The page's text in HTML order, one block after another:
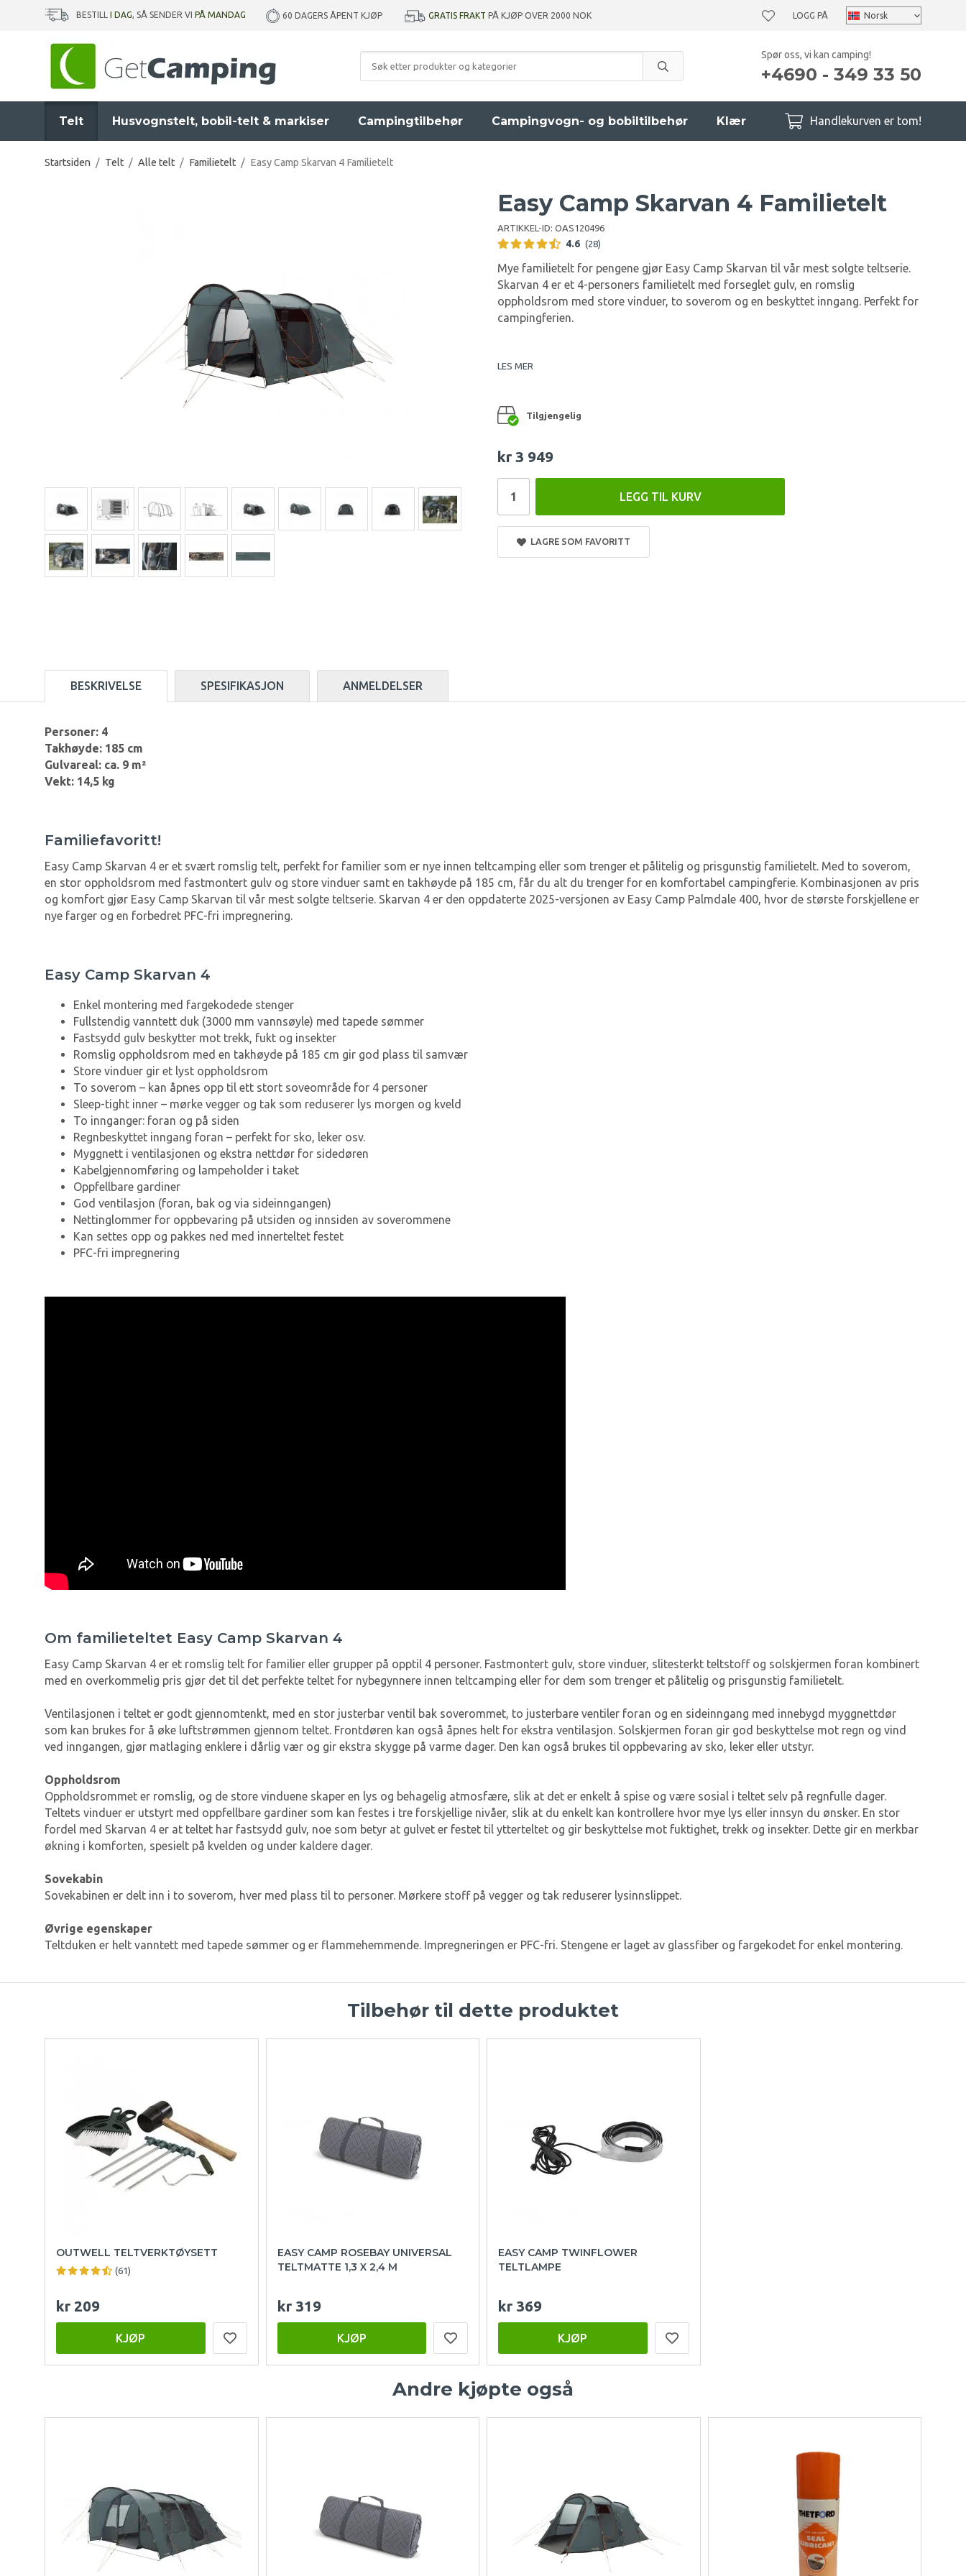
BESTILL I DAG, SÅ SENDER VI PÅ MANDAG 60 DAGERS ÅPENT KJØP GRATIS FRAKT PÅ KJØP OVER 2000 NOK LOGG PÅ
Spør oss, vi kan camping!
+4690 - 349 33 50
Telt Husvognstelt, bobil-telt & markiser Campingtilbehør Campingvogn- og bobiltilbehør Klær Handlekurven er tom!
Startsiden / Telt / Alle telt / Familietelt / Easy Camp Skarvan 4 Familietelt
Easy Camp Skarvan 4 Familietelt
ARTIKKEL-ID: OAS120496
4.6 (28)
Mye familietelt for pengene gjør Easy Camp Skarvan til vår mest solgte teltserie.
Skarvan 4 er et 4-personers familietelt med forseglet gulv, en romslig
oppholdsrom med store vinduer, to soverom og en beskyttet inngang. Perfekt for
campingferien.
LES MER
Tilgjengelig
kr 3 949
LEGG TIL KURV
LAGRE SOM FAVORITT
BESKRIVELSE SPESIFIKASJON ANMELDELSER
Personer: 4
Takhøyde: 185 cm
Gulvareal: ca. 9 m²
Vekt: 14,5 kg
Familiefavoritt!
Easy Camp Skarvan 4 er et svært romslig telt, perfekt for familier som er nye innen teltcamping eller som trenger et pålitelig og prisgunstig familietelt. Med to soverom,
en stor oppholdsrom med fastmontert gulv og store vinduer samt en takhøyde på 185 cm, får du alt du trenger for en komfortabel campingferie. Kombinasjonen av pris
og komfort gjør Easy Camp Skarvan til vår mest solgte teltserie. Skarvan 4 er den oppdaterte 2025-versjonen av Easy Camp Palmdale 400, hvor de største forskjellene er
nye farger og en forbedret PFC-fri impregnering.
Easy Camp Skarvan 4
Enkel montering med fargekodede stenger
Fullstendig vanntett duk (3000 mm vannsøyle) med tapede sømmer
Fastsydd gulv beskytter mot trekk, fukt og insekter
Romslig oppholdsrom med en takhøyde på 185 cm gir god plass til samvær
Store vinduer gir et lyst oppholdsrom
To soverom – kan åpnes opp til ett stort soveområde for 4 personer
Sleep-tight inner – mørke vegger og tak som reduserer lys morgen og kveld
To innganger: foran og på siden
Regnbeskyttet inngang foran – perfekt for sko, leker osv.
Myggnett i ventilasjonen og ekstra nettdør for sidedøren
Kabelgjennomføring og lampeholder i taket
Oppfellbare gardiner
God ventilasjon (foran, bak og via sideinngangen)
Nettinglommer for oppbevaring på utsiden og innsiden av soverommene
Kan settes opp og pakkes ned med innerteltet festet
PFC-fri impregnering
Om familieteltet Easy Camp Skarvan 4
Easy Camp Skarvan 4 er et romslig telt for familier eller grupper på opptil 4 personer. Fastmontert gulv, store vinduer, slitesterkt teltstoff og solskjermen foran kombinert
med en overkommelig pris gjør det til det perfekte teltet for nybegynnere innen teltcamping eller for dem som trenger et pålitelig og prisgunstig familietelt.
Ventilasjonen i teltet er godt gjennomtenkt, med en stor justerbar ventil bak soverommet, to justerbare ventiler foran og en sideinngang med innebygd myggnettdør
som kan brukes for å øke luftstrømmen gjennom teltet. Frontdøren kan også åpnes helt for ekstra ventilasjon. Solskjermen foran gir god beskyttelse mot regn og vind
ved inngangen, gjør matlaging enklere i dårlig vær og gir ekstra skygge på varme dager. Den kan også brukes til oppbevaring av sko, leker eller utstyr.
Oppholdsrom
Oppholdsrommet er romslig, og de store vinduene skaper en lys og behagelig atmosfære, slik at det er enkelt å spise og være sosial i teltet selv på regnfulle dager.
Teltets vinduer er utstyrt med oppfellbare gardiner som kan festes i tre forskjellige nivåer, slik at du enkelt kan kontrollere hvor mye lys eller innsyn du ønsker. En stor
fordel med Skarvan 4 er at teltet har fastsydd gulv, noe som betyr at gulvet er festet til ytterteltet og gir beskyttelse mot fuktighet, trekk og insekter. Dette gir en merkbar
økning i komforten, spesielt på kvelden og under kaldere dager.
Sovekabin
Sovekabinen er delt inn i to soverom, hver med plass til to personer. Mørkere stoff på vegger og tak reduserer lysinnslippet.
Øvrige egenskaper
Teltduken er helt vanntett med tapede sømmer og er flammehemmende. Impregneringen er PFC-fri. Stengene er laget av glassfiber og fargekodet for enkel montering.
Tilbehør til dette produktet
OUTWELL TELTVERKTØYSETT
(61)
kr 209
KJØP
EASY CAMP ROSEBAY UNIVERSAL
TELTMATTE 1,3 X 2,4 M
kr 319
KJØP
EASY CAMP TWINFLOWER
TELTLAMPE
kr 369
KJØP
Andre kjøpte også